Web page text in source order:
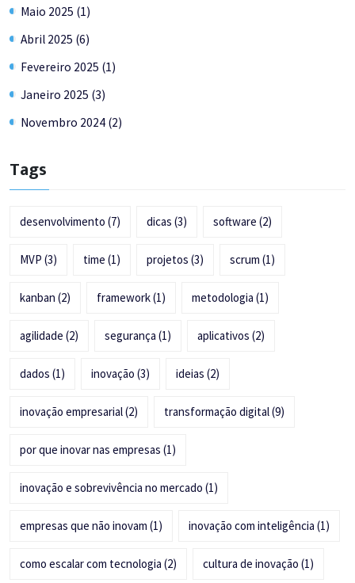
Maio 2025 (1)
Abril 2025 (6)
Fevereiro 2025 (1)
Janeiro 2025 (3)
Novembro 2024 (2)
Tags
desenvolvimento (7) dicas (3) software (2)
MVP (3) time (1) projetos (3) scrum (1)
kanban (2) framework(1) metodologia (1)
agilidade (2) segurança (1) aplicativos (2)
dados (1) inovação (3) ideias (2)
inovação empresarial(2) transformação digital(9)
por que inovar nas empresas (1)
inovação e sobrevivência no mercado (1)
empresas que não inovam (1) inovação com inteligência (1)
como escalar com tecnologia (2) cultura de inovação (1)